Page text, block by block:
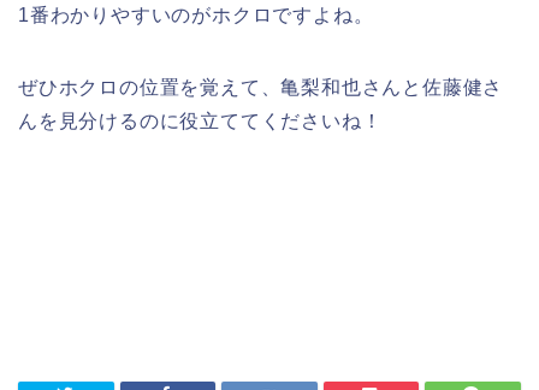
1番わかりやすいのがホクロですよね。
ぜひホクロの位置を覚えて、亀梨和也さんと佐藤健さ
んを見分けるのに役立ててくださいね！